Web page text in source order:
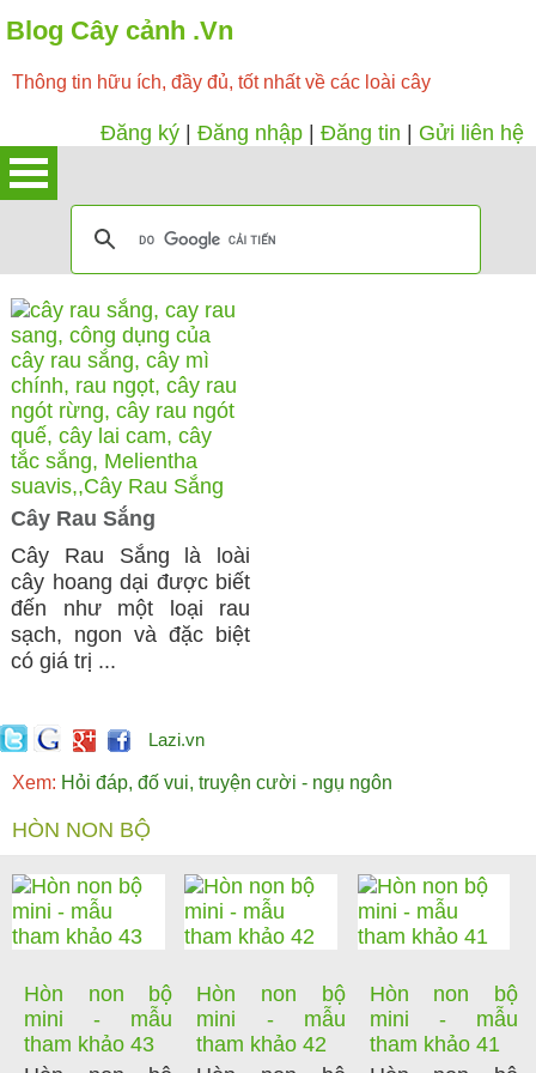
Blog Cây cảnh .Vn
Thông tin hữu ích, đầy đủ, tốt nhất về các loài cây
Đăng ký Đăng nhập Đăng tin Gửi liên hệ
Cây Rau Sắng
Cây Rau Sắng là loài
cây hoang dại được biết
đến như một loại rau
sạch, ngon và đặc biệt
có giá trị ...
Lazi.vn
Xem: Hỏi đáp, đố vui, truyện cười - ngụ ngôn
HÒN NON BỘ
Hòn non bộ
mini - mẫu
tham khảo 43
Hòn non bộ
mini - mẫu
tham khảo 42
Hòn non bộ
mini - mẫu
tham khảo 41